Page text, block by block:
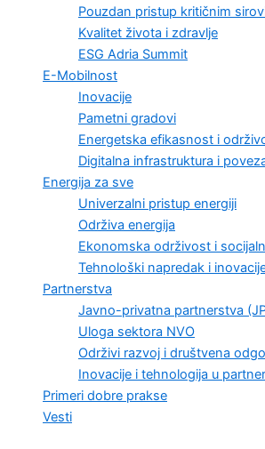
Pouzdan pristup kritičnim
Kvalitet života i zdravlje
ESG Adria Summit
E-Mobilnost
Inovacije
Pametni gradovi
Energetska efikasnost i
Digitalna infrastruktura i
Energija za sve
Univerzalni pristup energiji
Održiva energija
Ekonomska održivost i
Tehnološki napredak i
Partnerstva
Javno-privatna partnerstva
Uloga sektora NVO
Održivi razvoj i društvena
Inovacije i tehnologija u
Primeri dobre prakse
Vesti